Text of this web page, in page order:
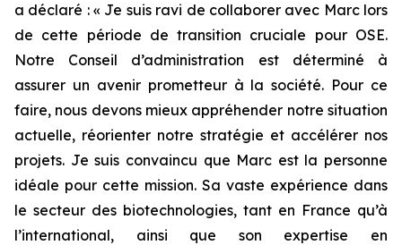
a déclaré : « Je suis ravi de collaborer avec Marc lors
de cette période de transition cruciale pour OSE.
Notre Conseil d’administration est déterminé à
assurer un avenir prometteur à la société. Pour ce
faire, nous devons mieux appréhender notre situation
actuelle, réorienter notre stratégie et accélérer nos
projets. Je suis convaincu que Marc est la personne
idéale pour cette mission. Sa vaste expérience dans
le secteur des biotechnologies, tant en France qu’à
l’international, ainsi que son expertise en